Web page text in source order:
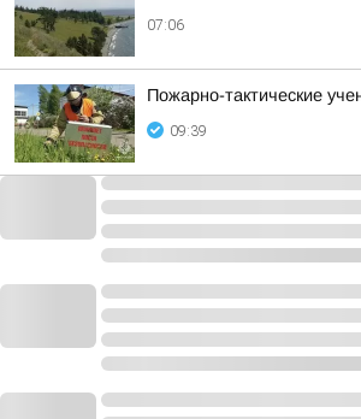
07:06
Пожарно-тактические
09:39